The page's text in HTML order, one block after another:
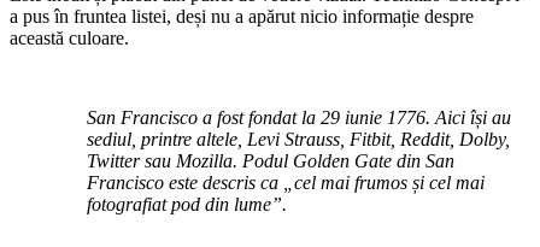
a pus în fruntea listei, deși nu a apărut nicio informație despre
această culoare.
San Francisco a fost fondat la 29 iunie 1776. Aici își au
sediul, printre altele, Levi Strauss, Fitbit, Reddit, Dolby,
Twitter sau Mozilla. Podul Golden Gate din San
Francisco este descris ca „cel mai frumos și cel mai
fotografiat pod din lume”.